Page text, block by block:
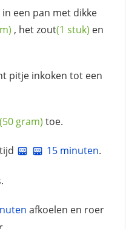
een pan met dikke
, hetzout(1 stuk) en
pitje inkoken tot een
gram) toe.
15 minuten.
afkoelen en roer